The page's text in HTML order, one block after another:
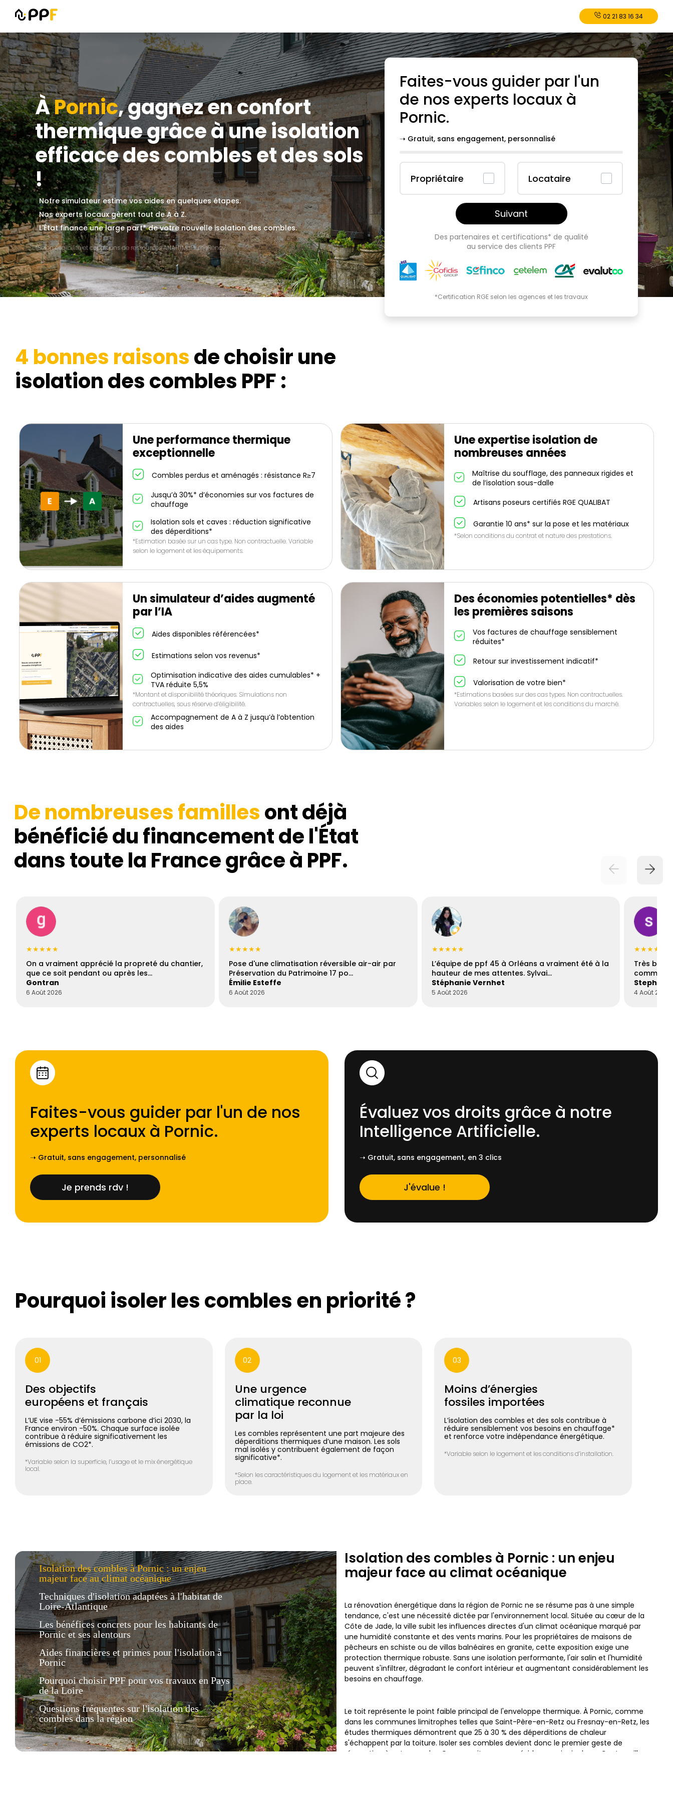
02 21 83 16 34
ÀPornic, gagnez en confort
thermique grâce à une isolation
efficace des combles et des sols
!
Notre simulateur estime vos aides en quelques étapes.
Nos experts locaux gèrent tout de A à Z.
L'État finance une large part* de votre nouvelle isolation des combles.
*Selon éligibilité et conditions de ressources ANAH/MaPrimeRénov'.
Faites-vous guider par l'un
de nos experts locaux à
Pornic.
➝ Gratuit, sans engagement, personnalisé
Propriétaire Locataire
Suivant
Des partenaires et certifications* de qualité
au service des clients PPF
*Certification RGE selon les agences et les travaux
4 bonnes raisonsde choisir une
isolation des combles PPF :
Une performance thermique
exceptionnelle
Combles perdus et aménagés : résistance R≥7
Jusqu’à 30%* d’économies sur vos factures de
chauffage
Isolation sols et caves : réduction significative
des déperditions*
*Estimation basée sur un cas type. Non contractuelle. Variable
selon le logement et les équipements.
Une expertise isolation de
nombreuses années
Maîtrise du soufflage, des panneaux rigides et
de l’isolation sous-dalle
Artisans poseurs certifiés RGE QUALIBAT
Garantie 10 ans* sur la pose et les matériaux
*Selon conditions du contrat et nature des prestations.
Un simulateur d’aides augmenté
par l’IA
Aides disponibles référencées*
Estimations selon vos revenus*
Optimisation indicative des aides cumulables* +
TVA réduite 5,5%
*Montant et disponibilité théoriques. Simulations non
contractuelles, sous réserve d’éligibilité.
Accompagnement de A à Z jusqu’à l’obtention
des aides
Des économies potentielles* dès
les premières saisons
Vos factures de chauffage sensiblement
réduites*
Retour sur investissement indicatif*
Valorisation de votre bien*
*Estimations basées sur des cas types. Non contractuelles.
Variables selon le logement et les conditions du marché.
De nombreuses famillesont déjà
bénéficié du financement de l'État
dans toute la France grâce à PPF.
★★★★★
On a vraiment apprécié la propreté du chantier,
que ce soit pendant ou après les…
Gontran
6 Août 2026
★★★★★
Pose d'une climatisation réversible air-air par
Préservation du Patrimoine 17 po…
Émilie Esteffe
6 Août 2026
★★★★★
L’équipe de ppf 45 à Orléans a vraiment été à la
hauteur de mes attentes. Sylvai…
Stéphanie Vernhet
5 Août 2026
★★★★☆
Très
4 Août 2026
Faites-vous guider par l'un de nos
experts locaux à Pornic.
➝ Gratuit, sans engagement, personnalisé
Je prends rdv !
Évaluez vos droits grâce à notre
Intelligence Artificielle.
➝ Gratuit, sans engagement, en 3 clics
J'évalue !
Pourquoi isoler les combles en priorité ?
01
Des objectifs
européens et français
L’UE vise -55% d’émissions carbone d’ici 2030, la
France environ -50%. Chaque surface isolée
contribue à réduire significativement les
émissions de CO2*.
*Variable selon la superficie, l’usage et le mix énergétique
local.
02
Une urgence
climatique reconnue
par la loi
Les combles représentent une part majeure des
déperditions thermiques d’une maison. Les sols
mal isolés y contribuent également de façon
significative*.
*Selon les caractéristiques du logement et les matériaux en
place.
03
Moins d’énergies
fossiles importées
L’isolation des combles et des sols contribue à
réduire sensiblement vos besoins en chauffage*
et renforce votre indépendance énergétique.
*Variable selon le logement et les conditions d’installation.
Isolation des combles à Pornic : un enjeu
majeur face au climat océanique
Techniques d'isolation adaptées à l'habitat de
Loire-Atlantique
Les bénéfices concrets pour les habitants de
Pornic et ses alentours
Aides financières et primes pour l'isolation à
Pornic
Pourquoi choisir PPF pour vos travaux en Pays
de la Loire
Questions fréquentes sur l'isolation des
combles dans la région
Isolation des combles à Pornic : un enjeu
majeur face au climat océanique
La rénovation énergétique dans la région de Pornic ne se résume pas à une simple
tendance, c'est une nécessité dictée par l'environnement local. Située au cœur de la
Côte de Jade, la ville subit les influences directes d'un climat océanique marqué par
une humidité constante et des vents marins. Pour les propriétaires de maisons de
pêcheurs en schiste ou de villas balnéaires en granite, cette exposition exige une
protection thermique robuste. Sans une isolation performante, l'air salin et l'humidité
peuvent s'infiltrer, dégradant le confort intérieur et augmentant considérablement les
besoins en chauffage.
Le toit représente le point faible principal de l'enveloppe thermique. À Pornic, comme
dans les communes limitrophes telles que Saint-Père-en-Retz ou Fresnay-en-Retz, les
études thermiques démontrent que 25 à 30 % des déperditions de chaleur
s'échappent par la toiture. Isoler ses combles devient donc le premier geste de
rénovation à entreprendre. Que ce soit pour une résidence principale au Centre-ville